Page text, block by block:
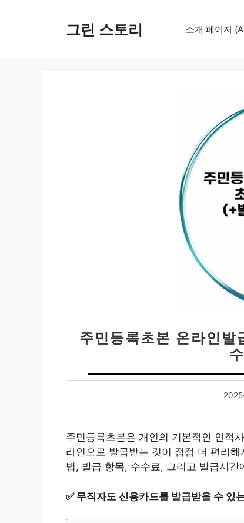
그린 스토리 소개 페이지
주민등록초본 온라인
주민등록초본은 개인의 기본적인 인적
라인으로 발급받는 것이 점점 더 편리
법, 발급 항목, 수수료, 그리고 발급시
✅ 무직자도 신용카드를 발급받을 수 있